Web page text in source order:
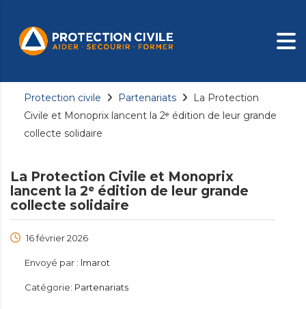
Protection civile Partenariats
La Protection
Civile et Monoprix lancent la 2ᵉ édition de leur grande
collecte solidaire
La Protection Civile et Monoprix
lancent la 2ᵉ édition de leur grande
collecte solidaire
16 février 2026
Envoyé par : lmarot
Catégorie: Partenariats